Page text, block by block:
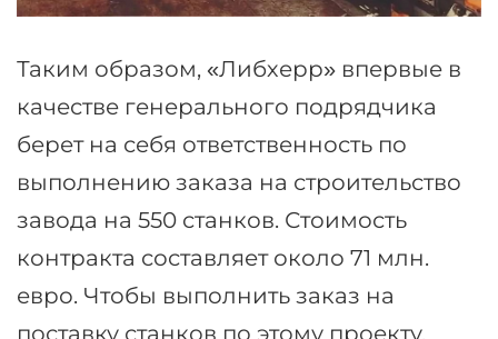
Таким образом, «Либхерр» впервые в
качестве генерального подрядчика
берет на себя ответственность по
выполнению заказа на строительство
завода на 550 станков. Стоимость
контракта составляет около 71 млн.
евро. Чтобы выполнить заказ на
поставку станков по этому проекту,